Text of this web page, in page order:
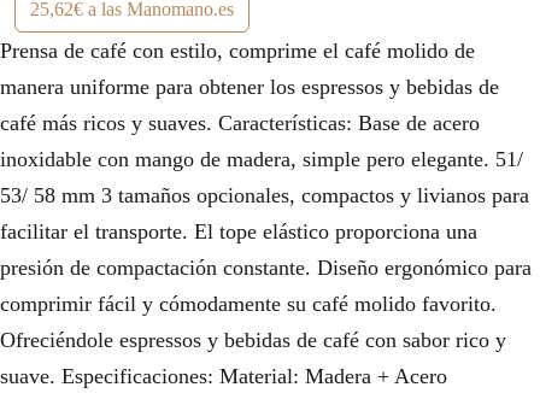
25,62€ a las Manomano.es
Prensa de café con estilo, comprime el café molido de
manera uniforme para obtener los espressos y bebidas de
café más ricos y suaves. Características: Base de acero
inoxidable con mango de madera, simple pero elegante. 51/
53/ 58 mm 3 tamaños opcionales, compactos y livianos para
facilitar el transporte. El tope elástico proporciona una
presión de compactación constante. Diseño ergonómico para
comprimir fácil y cómodamente su café molido favorito.
Ofreciéndole espressos y bebidas de café con sabor rico y
suave. Especificaciones: Material: Madera + Acero